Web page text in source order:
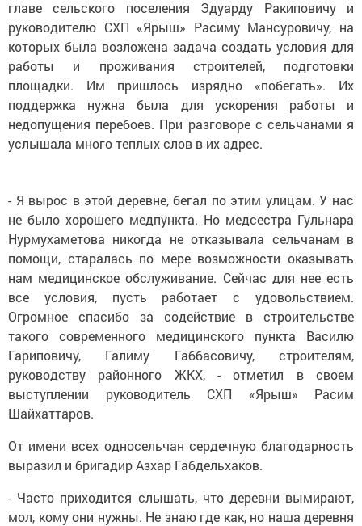
главе сельского поселения Эдуарду Ракиповичу и
руководителю СХП «Ярыш» Расиму Мансуровичу, на
которых была возложена задача создать условия для
работы и проживания строителей, подготовки
площадки. Им пришлось изрядно «побегать». Их
поддержка нужна была для ускорения работы и
недопущения перебоев. При разговоре с сельчанами я
услышала много теплых слов в их адрес.
- Я вырос в этой деревне, бегал по этим улицам. У нас
не было хорошего медпункта. Но медсестра Гульнара
Нурмухаметова никогда не отказывала сельчанам в
помощи, старалась по мере возможности оказывать
нам медицинское обслуживание. Сейчас для нее есть
все условия, пусть работает с удовольствием.
Огромное спасибо за содействие в строительстве
такого современного медицинского пункта Василю
Гариповичу, Галиму Габбасовичу, строителям,
руководству районного ЖКХ, - отметил в своем
выступлении руководитель СХП «Ярыш» Расим
Шайхаттаров.
От имени всех односельчан сердечную благодарность
выразил и бригадир Азхар Габдельхаков.
- Часто приходится слышать, что деревни вымирают,
мол, кому они нужны. Не знаю где как, но наша деревня